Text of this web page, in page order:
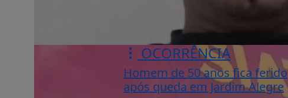
OCORRÊNCIA
Homem de 50 anos fica ferido
após queda em Jardim Alegre